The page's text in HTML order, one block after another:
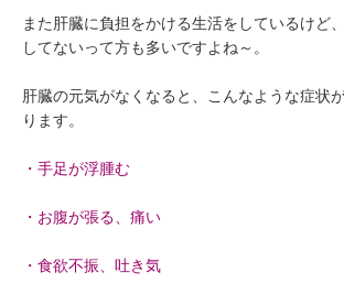
また肝臓に負担をかける生活をしているけど
してないって方も多いですよね～。
肝臓の元気がなくなると、こんなような症状
ります。
・手足が浮腫む
・お腹が張る、痛い
・食欲不振、吐き気